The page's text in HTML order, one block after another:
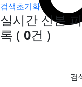
검색초기화
실시간 산본
록 ( 0건 )
검